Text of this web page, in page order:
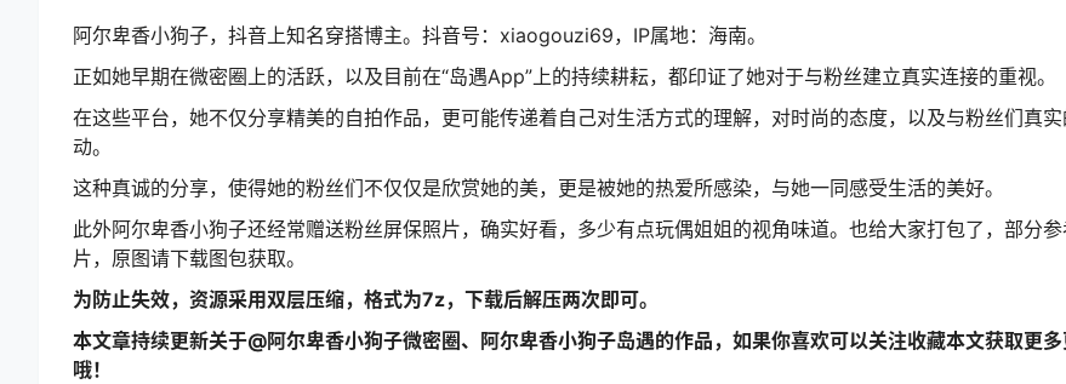
阿尔卑香小狗子，抖音上知名穿搭博主。抖音号：xiaogouzi69，IP属地：海南。
正如她早期在微密圈上的活跃，以及目前在“岛遇App”上的持续耕耘，都印证了她对于与粉丝建立真实连接的重视。
在这些平台，她不仅分享精美的自拍作品，更可能传递着自己对生活方式的理解，对时尚的态度，以及与粉丝们真
动。
这种真诚的分享，使得她的粉丝们不仅仅是欣赏她的美，更是被她的热爱所感染，与她一同感受生活的美好。
此外阿尔卑香小狗子还经常赠送粉丝屏保照片，确实好看，多少有点玩偶姐姐的视角味道。也给大家打包了，部分
片，原图请下载图包获取。
为防止失效，资源采用双层压缩，格式为7z，下载后解压两次即可。
本文章持续更新关于@阿尔卑香小狗子微密圈、阿尔卑香小狗子岛遇的作品，如果你喜欢可以关注收藏本文获取更
哦！